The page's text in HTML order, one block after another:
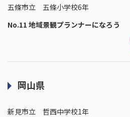
五條市立 五條小学校6年
No.11 地域景観プランナーになろう
岡山県
新見市立 哲西中学校1年